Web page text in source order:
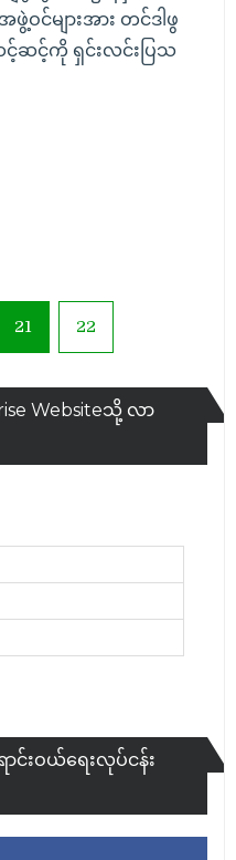
ဝင်များအား တင်ဒါဖွ
င့်ဆင့်ကို ရှင်းလင်းပြသ
21 22
Websiteသို့ လာ
ာင်းဝယ်ရေးလုပ်ငန်း